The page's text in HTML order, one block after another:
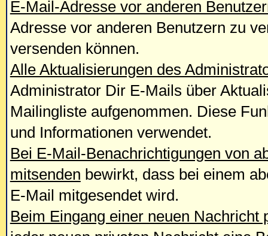
E-Mail-Adresse vor anderen
Adresse vor anderen Benutzern zu
versenden können.
Alle Aktualisierungen des
Administrator Dir E-Mails über
Mailingliste aufgenommen. Diese
und Informationen verwendet.
Bei E-Mail-Benachrichtigungen von
mitsenden bewirkt, dass bei einem
E-Mail mitgesendet wird.
Beim Eingang einer neuen Nachricht